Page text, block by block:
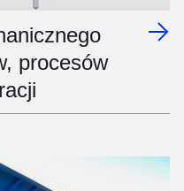
procesów